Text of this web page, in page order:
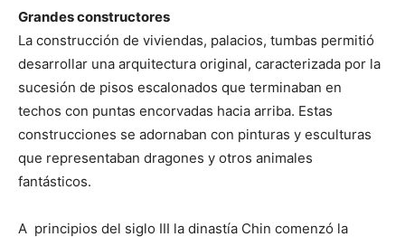
Grandes constructores
La construcción de viviendas, palacios, tumbas permitió
desarrollar una arquitectura original, caracterizada por la
sucesión de pisos escalonados que terminaban en
techos con puntas encorvadas hacia arriba. Estas
construcciones se adornaban con pinturas y esculturas
que representaban dragones y otros animales
fantásticos.
A principios del siglo III la dinastía Chin comenzó la